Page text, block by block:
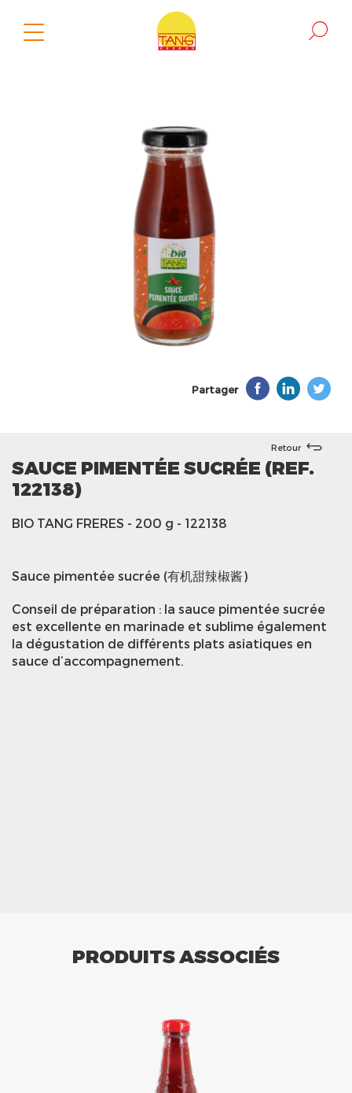
Partager
Retour
SAUCE PIMENTÉE SUCRÉE (REF.
122138)
BIO TANG FRERES - 200 g - 122138
Sauce pimentée sucrée (有机甜辣椒酱)
Conseil de préparation : la sauce pimentée sucrée
est excellente en marinade et sublime également
la dégustation de différents plats asiatiques en
sauce d’accompagnement.
PRODUITS ASSOCIÉS